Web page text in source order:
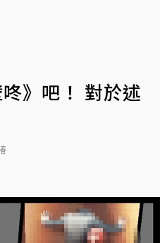
》吧！ 對於述